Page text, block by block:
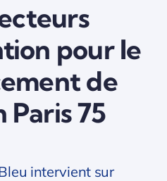
pour le
de
Paris 75
intervient sur